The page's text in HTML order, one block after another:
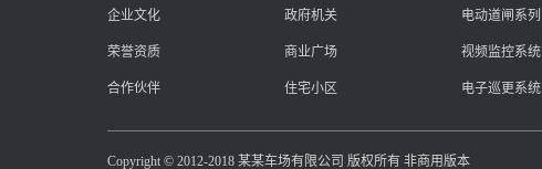
企业文化
荣誉资质
合作伙伴
政府机关
商业广场
住宅小区
电动道闸系列
视频监控系统
电子巡更系统
Copyright © 2012-2018 某某车场有限公司 版权所有 非商用版本